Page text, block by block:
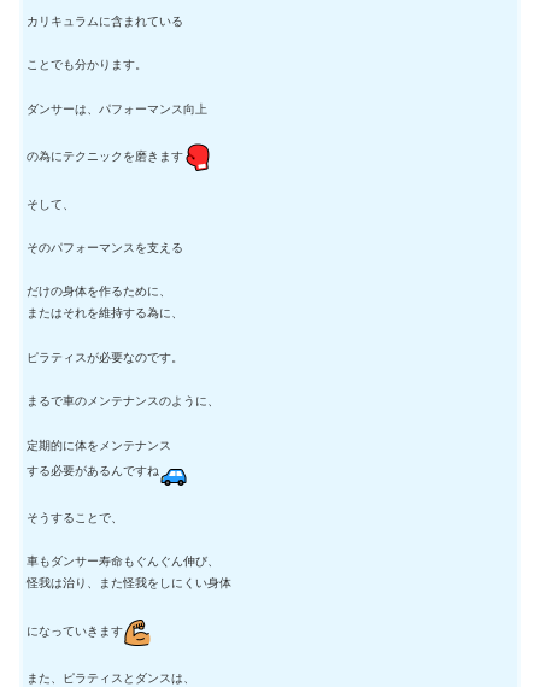
カリキュラムに含まれている
ことでも分かります。
ダンサーは、パフォーマンス向上
の為にテクニックを磨きます
そして、
そのパフォーマンスを支える
だけの身体を作るために、
またはそれを維持する為に、
ピラティスが必要なのです。
まるで車のメンテナンスのように、
定期的に体をメンテナンス
する必要があるんですね
そうすることで、
車もダンサー寿命もぐんぐん伸び、
怪我は治り、また怪我をしにくい身体
になっていきます
また、ピラティスとダンスは、